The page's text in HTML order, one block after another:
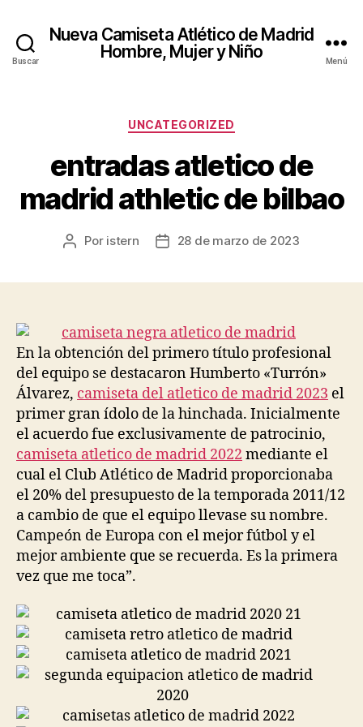
Buscar
Nueva Camiseta Atlético de Madrid
Hombre, Mujer y Niño
Menú
Categorías
UNCATEGORIZED
entradas atletico de
madrid athletic de bilbao
Autor
Por istern
Fecha28 de marzo de 2023
En la obtención del primero título profesional
del equipo se destacaron Humberto «Turrón»
Álvarez, camiseta del atletico de madrid 2023 el
primer gran ídolo de la hinchada. Inicialmente
el acuerdo fue exclusivamente de patrocinio,
camiseta atletico de madrid 2022 mediante el
cual el Club Atlético de Madrid proporcionaba
el 20% del presupuesto de la temporada 2011/12
a cambio de que el equipo llevase su nombre.
Campeón de Europa con el mejor fútbol y el
mejor ambiente que se recuerda. Es la primera
vez que me toca”.